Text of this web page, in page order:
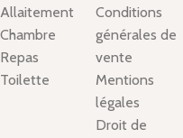
Allaitement
Chambre
Repas
Toilette
Conditions
générales de
vente
Mentions
légales
Droit de